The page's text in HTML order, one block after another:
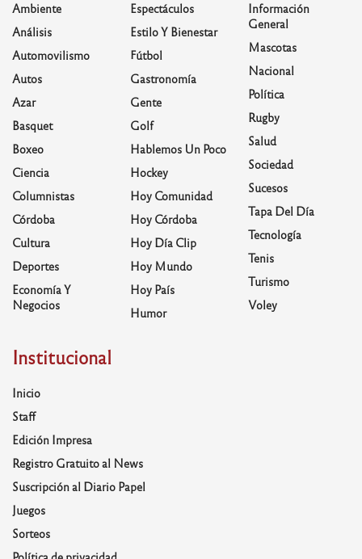
Ambiente
Análisis
Automovilismo
Autos
Azar
Basquet
Boxeo
Ciencia
Columnistas
Córdoba
Cultura
Deportes
Economía Y
Negocios
Espectáculos
Estilo Y Bienestar
Fútbol
Gastronomía
Gente
Golf
Hablemos Un Poco
Hockey
Hoy Comunidad
Hoy Córdoba
Hoy Día Clip
Hoy Mundo
Hoy País
Humor
Información
General
Mascotas
Nacional
Política
Rugby
Salud
Sociedad
Sucesos
Tapa Del Día
Tecnología
Tenis
Turismo
Voley
Institucional
Inicio
Staff
Edición Impresa
Registro Gratuito al News
Suscripción al Diario Papel
Juegos
Sorteos